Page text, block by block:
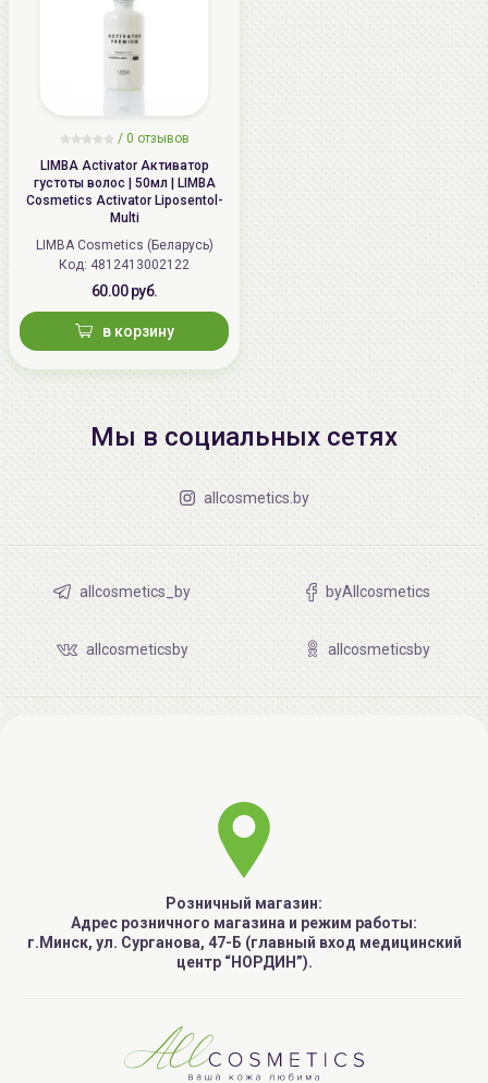
/ 0 отзывов
LIMBA Activator Активатор
густоты волос | 50мл | LIMBA
Cosmetics Activator Liposentol-
Multi
LIMBA Cosmetics (Беларусь)
Код: 4812413002122
60.00 руб.
в корзину
Мы в социальных сетях
allcosmetics.by
allcosmetics_by byAllcosmetics
allcosmeticsby allcosmeticsby
Розничный магазин:
Адрес розничного магазина и режим работы:
г.Минск, ул. Сурганова, 47-Б (главный вход медицинский
центр “НОРДИН”).